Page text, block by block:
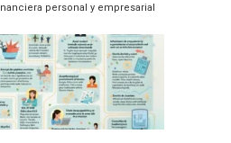
personal y empresarial